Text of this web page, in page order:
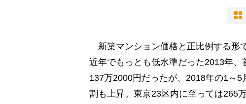
新築マンション価格と正比例する形
近年でもっとも低水準だった2013年
137万2000円だったが、2018年の1～
割も上昇。東京23区内に至っては265